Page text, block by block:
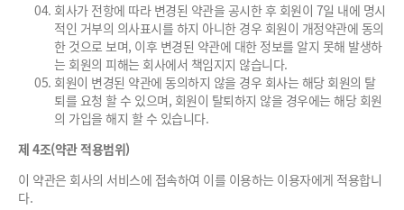
회사가 전항에 따라 변경된 약관을 공시한 후 회원이 7일 내에 명시
적인 거부의 의사표시를 하지 아니한 경우 회원이 개정약관에 동의
한 것으로 보며, 이후 변경된 약관에 대한 정보를 알지 못해 발생하
는 회원의 피해는 회사에서 책임지지 않습니다.
회원이 변경된 약관에 동의하지 않을 경우 회사는 해당 회원의 탈
퇴를 요청 할 수 있으며, 회원이 탈퇴하지 않을 경우에는 해당 회원
의 가입을 해지 할 수 있습니다.
제 4조(약관 적용범위)
이 약관은 회사의 서비스에 접속하여 이를 이용하는 이용자에게 적용합니
다.